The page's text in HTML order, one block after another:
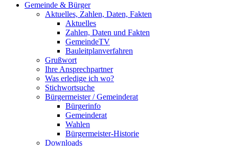
Gemeinde & Bürger
Aktuelles, Zahlen, Daten, Fakten
Aktuelles
Zahlen, Daten und Fakten
GemeindeTV
Bauleitplanverfahren
Grußwort
Ihre Ansprechpartner
Was erledige ich wo?
Stichwortsuche
Bürgermeister / Gemeinderat
Bürgerinfo
Gemeinderat
Wahlen
Bürgermeister-Historie
Downloads